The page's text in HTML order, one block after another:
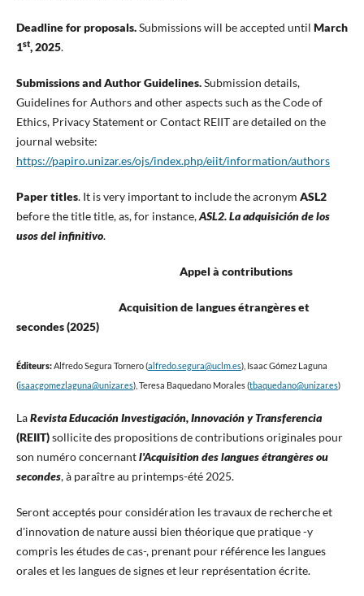
Deadline for proposals.Submissions will be accepted until March
1st, 2025.
Submissions and Author Guidelines.Submission details,
Guidelines for Authors and other aspects such as the Code of
Ethics, Privacy Statement or Contact REIIT are detailed on the
journal website:
https://papiro.unizar.es/ojs/index.php/eiit/information/authors
Paper titles. It is very important to include the acronym ASL2
before the title title, as, for instance,ASL2. La adquisición de los
usos del infinitivo.
Appel à contributions
Acquisition de langues étrangères et
secondes (2025)
Éditeurs:Alfredo Segura Tornero (alfredo.segura@uclm.es), Isaac Gómez Laguna
(isaacgomezlaguna@unizar.es), Teresa Baquedano Morales (tbaquedano@unizar.es)
LaRevista Educación Investigación, Innovación y Transferencia
(REIIT)sollicite des propositions de contributions originales pour
son numéro concernantl'Acquisition des langues étrangères ou
secondes, à paraître au printemps-été 2025.
Seront acceptés pour considération les travaux de recherche et
d'innovation de nature aussi bien théorique que pratique -y
compris les études de cas-, prenant pour référence les langues
orales et les langues de signes et leur représentation écrite.